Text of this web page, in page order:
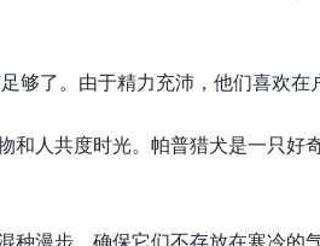
了。由于精力充沛，他们喜欢在
人共度时光。帕普猎犬是一只好